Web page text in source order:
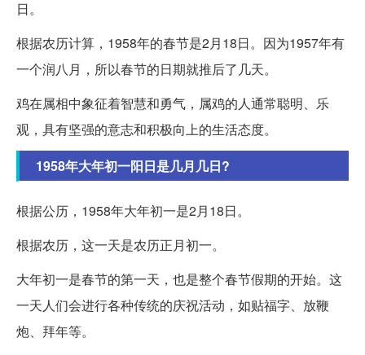
日。
根据农历计算，1958年的春节是2月18日。因为1957年有
一个润八月，所以春节的日期就推后了几天。
鸡在属相中象征着智慧和勇气，属鸡的人通常聪明、乐
观，具有坚强的意志和积极向上的生活态度。
1958年大年初一阳日是几月几日?
根据公历，1958年大年初一是2月18日。
根据农历，这一天是农历正月初一。
大年初一是春节的第一天，也是整个春节假期的开始。这
一天人们会进行各种传统的庆祝活动，如贴福字、放鞭
炮、拜年等。